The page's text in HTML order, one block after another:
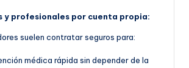
y profesionales por cuenta propia:
suelen contratar seguros para:
médica rápida sin depender de la